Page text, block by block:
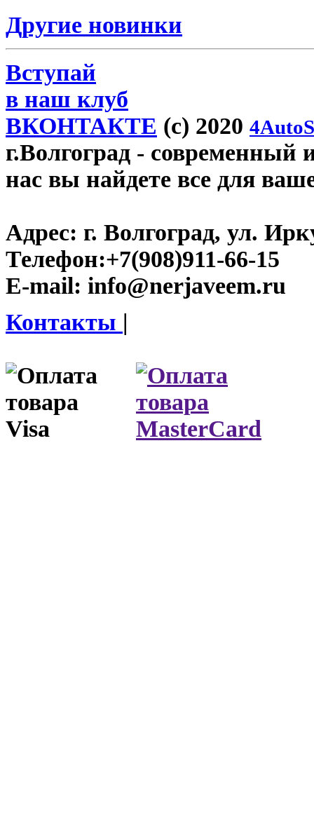
Другие новинки
Вступай
в наш клуб
ВКОНТАКТЕ (c) 2020
г.Волгоград - современный
нас вы найдете все для
Адрес: г. Волгоград, ул.
Телефон:+7(908)911-66-15
E-mail: info@nerjaveem.ru
Контакты |